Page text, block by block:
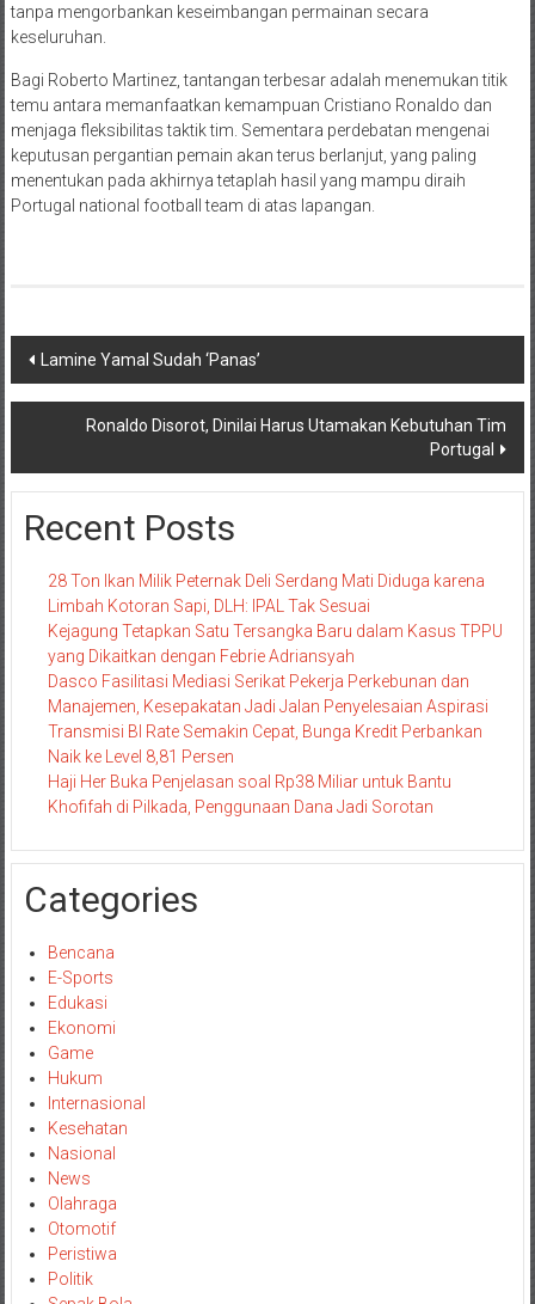
tanpa mengorbankan keseimbangan permainan secara
keseluruhan.
Bagi Roberto Martinez, tantangan terbesar adalah menemukan titik
temu antara memanfaatkan kemampuan Cristiano Ronaldo dan
menjaga fleksibilitas taktik tim. Sementara perdebatan mengenai
keputusan pergantian pemain akan terus berlanjut, yang paling
menentukan pada akhirnya tetaplah hasil yang mampu diraih
Portugal national football team di atas lapangan.
Navigasi
pos
Lamine Yamal Sudah ‘Panas’
Ronaldo Disorot, Dinilai Harus Utamakan Kebutuhan Tim
Portugal
Recent Posts
28 Ton Ikan Milik Peternak Deli Serdang Mati Diduga karena
Limbah Kotoran Sapi, DLH: IPAL Tak Sesuai
Kejagung Tetapkan Satu Tersangka Baru dalam Kasus TPPU
yang Dikaitkan dengan Febrie Adriansyah
Dasco Fasilitasi Mediasi Serikat Pekerja Perkebunan dan
Manajemen, Kesepakatan Jadi Jalan Penyelesaian Aspirasi
Transmisi BI Rate Semakin Cepat, Bunga Kredit Perbankan
Naik ke Level 8,81 Persen
Haji Her Buka Penjelasan soal Rp38 Miliar untuk Bantu
Khofifah di Pilkada, Penggunaan Dana Jadi Sorotan
Categories
Bencana
E-Sports
Edukasi
Ekonomi
Game
Hukum
Internasional
Kesehatan
Nasional
News
Olahraga
Otomotif
Peristiwa
Politik